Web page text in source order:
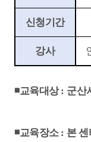
신청기간
강사
◾교육대상: 군산
◾교육장소 : 본